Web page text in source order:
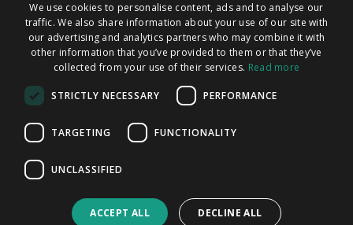
Twitter
Linkedin
Instagram
FindMyLost S.r.l © 2026 | Alle Rechte vorbehalten | USt-IdNr.
09405890964 | Via Arena 25 - 20123 Mailand |
info@findmylost.it | Stammkapital 11.387,36 € voll eingezahlt |
Vertriebsbüro UK: Icentrum, Holt St, Birmingham B7 4BP, UK
ENGLISH
ITALIAN
SPANISH
We use cookies to personalise content, ads and to analyse our
traffic. We also share information about your use of our site with
our advertising and analytics partners who may combine it with
other information that you’ve provided to them or that they’ve
collected from your use of their services. Read more
STRICTLY NECESSARY PERFORMANCE
TARGETING FUNCTIONALITY
UNCLASSIFIED
ACCEPT ALL DECLINE ALL